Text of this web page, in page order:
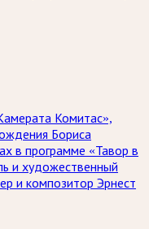
Комитас»,
Бориса
в программе «Тавор в
и художественный
и композитор Эрнест